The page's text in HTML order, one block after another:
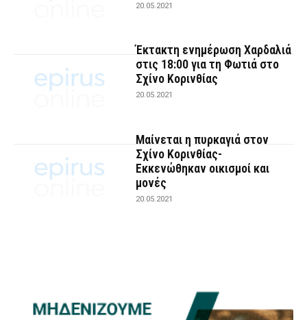
20.05.2021
Έκτακτη ενημέρωση Χαρδαλιά
στις 18:00 για τη Φωτιά στο
Σχίνο Κορινθίας
20.05.2021
Μαίνεται η πυρκαγιά στον
Σχίνο Κορινθίας-
Εκκενώθηκαν οικισμοί και
μονές
20.05.2021